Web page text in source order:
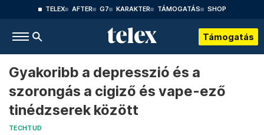
TELEX AFTER G7 KARAKTER TÁMOGATÁS SHOP
Támogatás
Gyakoribb a depresszió és a
szorongás a cigiző és vape-ező
tinédzserek között
TECHTUD